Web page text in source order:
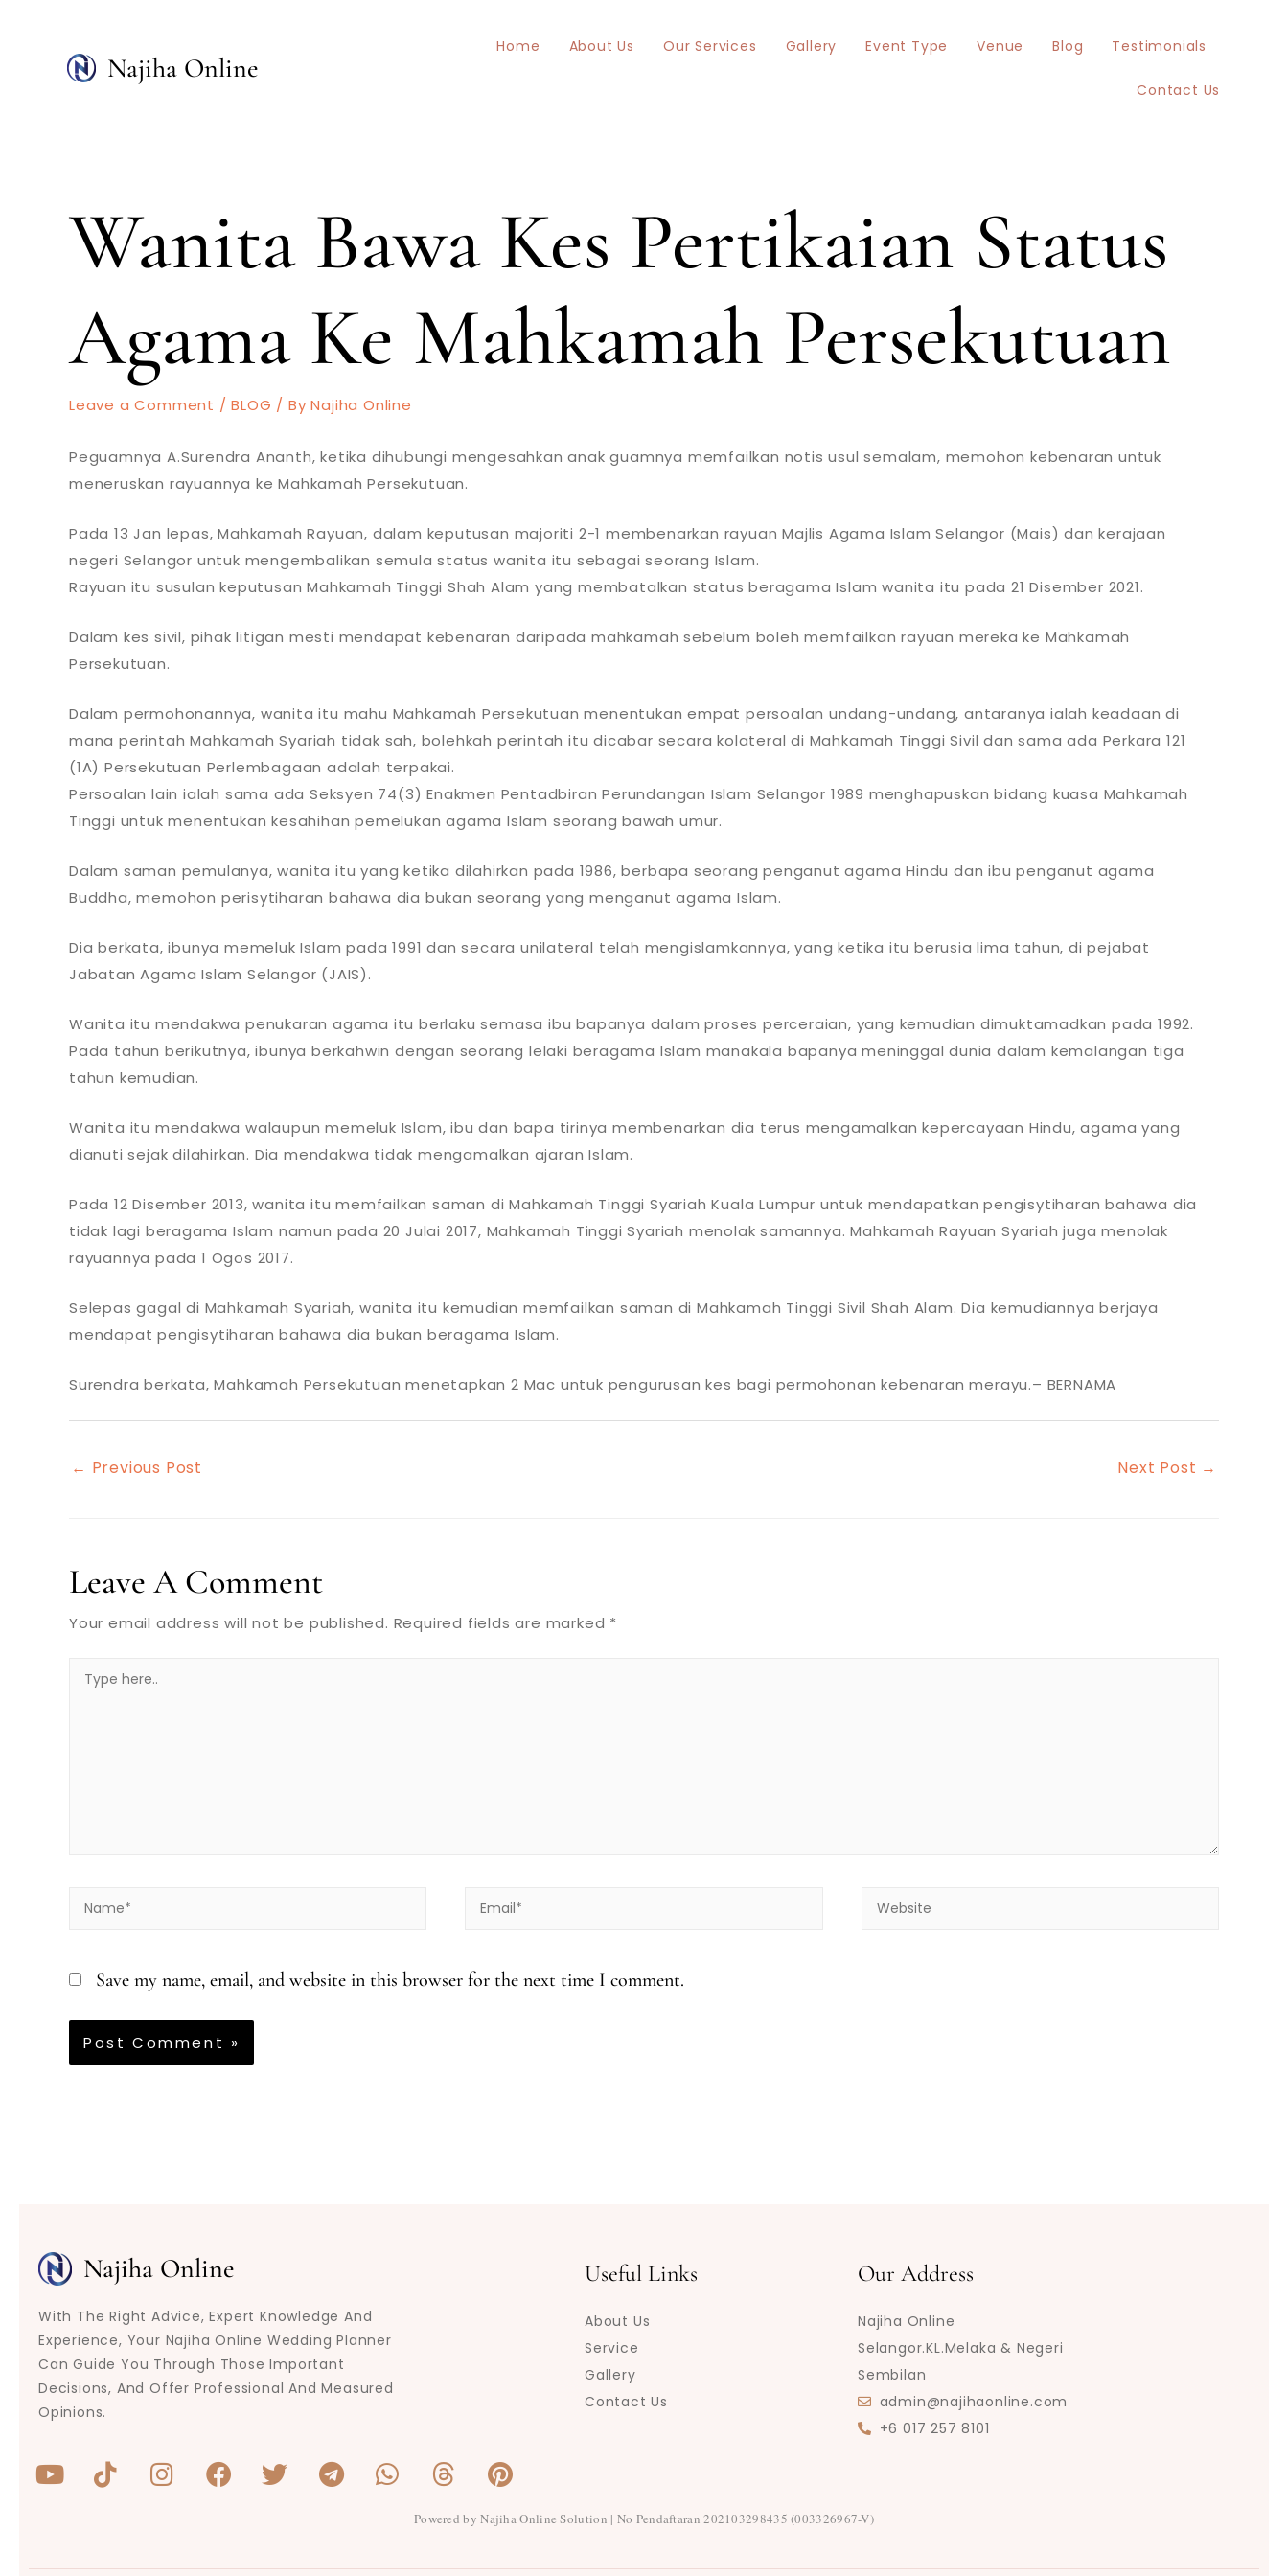
Najiha Online
Home About Us Our Services Gallery Event Type Venue Blog Testimonials
Contact Us
Wanita Bawa Kes Pertikaian Status
Agama Ke Mahkamah Persekutuan
Leave a Comment /BLOG / ByNajiha Online
Peguamnya A.Surendra Ananth, ketika dihubungi mengesahkan anak guamnya memfailkan notis usul semalam, memohon kebenaran untuk
meneruskan rayuannya ke Mahkamah Persekutuan.
Pada 13 Jan lepas, Mahkamah Rayuan, dalam keputusan majoriti 2-1 membenarkan rayuan Majlis Agama Islam Selangor (Mais) dan kerajaan
negeri Selangor untuk mengembalikan semula status wanita itu sebagai seorang Islam.
Rayuan itu susulan keputusan Mahkamah Tinggi Shah Alam yang membatalkan status beragama Islam wanita itu pada 21 Disember 2021.
Dalam kes sivil, pihak litigan mesti mendapat kebenaran daripada mahkamah sebelum boleh memfailkan rayuan mereka ke Mahkamah
Persekutuan.
Dalam permohonannya, wanita itu mahu Mahkamah Persekutuan menentukan empat persoalan undang-undang, antaranya ialah keadaan di
mana perintah Mahkamah Syariah tidak sah, bolehkah perintah itu dicabar secara kolateral di Mahkamah Tinggi Sivil dan sama ada Perkara 121
(1A) Persekutuan Perlembagaan adalah terpakai.
Persoalan lain ialah sama ada Seksyen 74(3) Enakmen Pentadbiran Perundangan Islam Selangor 1989 menghapuskan bidang kuasa Mahkamah
Tinggi untuk menentukan kesahihan pemelukan agama Islam seorang bawah umur.
Dalam saman pemulanya, wanita itu yang ketika dilahirkan pada 1986, berbapa seorang penganut agama Hindu dan ibu penganut agama
Buddha, memohon perisytiharan bahawa dia bukan seorang yang menganut agama Islam.
Dia berkata, ibunya memeluk Islam pada 1991 dan secara unilateral telah mengislamkannya, yang ketika itu berusia lima tahun, di pejabat
Jabatan Agama Islam Selangor (JAIS).
Wanita itu mendakwa penukaran agama itu berlaku semasa ibu bapanya dalam proses perceraian, yang kemudian dimuktamadkan pada 1992.
Pada tahun berikutnya, ibunya berkahwin dengan seorang lelaki beragama Islam manakala bapanya meninggal dunia dalam kemalangan tiga
tahun kemudian.
Wanita itu mendakwa walaupun memeluk Islam, ibu dan bapa tirinya membenarkan dia terus mengamalkan kepercayaan Hindu, agama yang
dianuti sejak dilahirkan. Dia mendakwa tidak mengamalkan ajaran Islam.
Pada 12 Disember 2013, wanita itu memfailkan saman di Mahkamah Tinggi Syariah Kuala Lumpur untuk mendapatkan pengisytiharan bahawa dia
tidak lagi beragama Islam namun pada 20 Julai 2017, Mahkamah Tinggi Syariah menolak samannya. Mahkamah Rayuan Syariah juga menolak
rayuannya pada 1 Ogos 2017.
Selepas gagal di Mahkamah Syariah, wanita itu kemudian memfailkan saman di Mahkamah Tinggi Sivil Shah Alam. Dia kemudiannya berjaya
mendapat pengisytiharan bahawa dia bukan beragama Islam.
Surendra berkata, Mahkamah Persekutuan menetapkan 2 Mac untuk pengurusan kes bagi permohonan kebenaran merayu.– BERNAMA
← Previous Post Next Post →
Leave A Comment
Your email address will not be published. Required fields are marked *
Type
Name* Email* Website
Save my name, email, and website in this browser for the next time I comment.
Najiha Online
With The Right Advice, Expert Knowledge And
Experience, Your Najiha Online Wedding Planner
Can Guide You Through Those Important
Decisions, And Offer Professional And Measured
Opinions.
Y
o
u
T
i
o
I
n
a
F
a
b
T
w
t
T
e
g
W
h
s
T
h
r
a
P
i
n
e
Useful Links
About Us
Service
Gallery
Contact Us
Our Address
Najiha Online
Selangor.KL.Melaka & Negeri
Sembilan
admin@najihaonline.com
+6 017 257 8101
Powered by Najiha Online Solution | No Pendaftaran 202103298435 (003326967-V)